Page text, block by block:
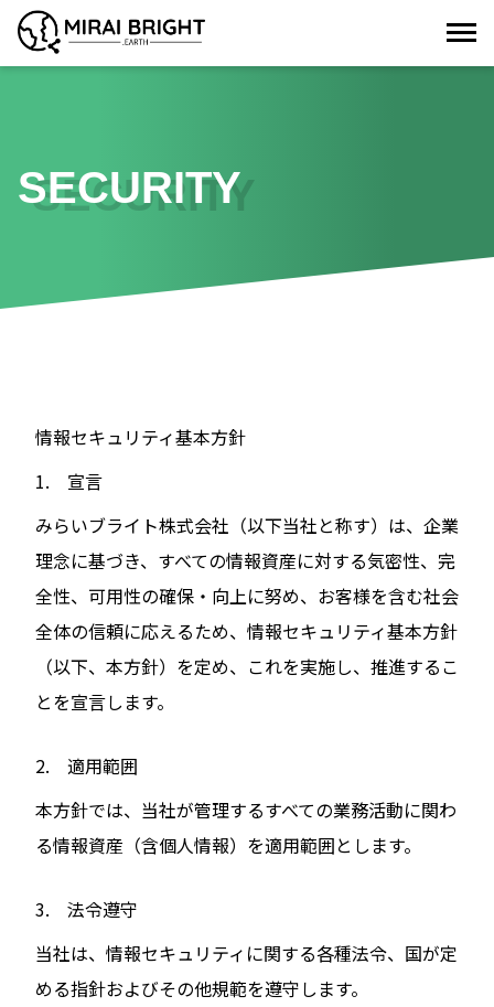
SECURITY
情報セキュリティ基本方針
1. 宣言
みらいブライト株式会社（以下当社と称す）は、企業
理念に基づき、すべての情報資産に対する気密性、完
全性、可用性の確保・向上に努め、お客様を含む社会
全体の信頼に応えるため、情報セキュリティ基本方針
（以下、本方針）を定め、これを実施し、推進するこ
とを宣言します。
2. 適用範囲
本方針では、当社が管理するすべての業務活動に関わ
る情報資産（含個人情報）を適用範囲とします。
3. 法令遵守
当社は、情報セキュリティに関する各種法令、国が定
める指針およびその他規範を遵守します。